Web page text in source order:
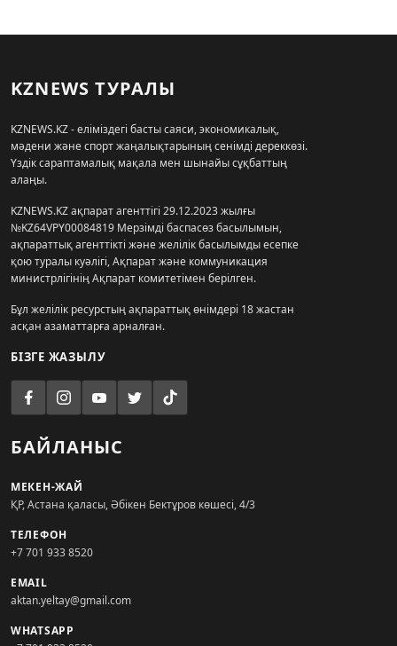
KZNEWS ТУРАЛЫ
KZNEWS.KZ - еліміздегі басты саяси, экономикалық,
мәдени және спорт жаңалықтарының сенімді дереккөзі.
Үздік сараптамалық мақала мен шынайы сұқбаттың
алаңы.
KZNEWS.KZ ақпарат агенттігі 29.12.2023 жылғы
№KZ64VPY00084819 Мерзімді баспасөз басылымын,
ақпараттық агенттікті және желілік басылымды есепке
қою туралы куәлігі, Ақпарат және коммуникация
министрлігінің Ақпарат комитетімен берілген.
Бұл желілік ресурстың ақпараттық өнімдері 18 жастан
асқан азаматтарға арналған.
БІЗГЕ ЖАЗЫЛУ
БАЙЛАНЫС
МЕКЕН-ЖАЙ
ҚР, Астана қаласы, Әбікен Бектұров көшесі, 4/3
ТЕЛЕФОН
+7 701 933 8520
EMAIL
aktan.yeltay@gmail.com
WHATSAPP